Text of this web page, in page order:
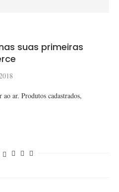
suas primeiras
ar. Produtos cadastrados,